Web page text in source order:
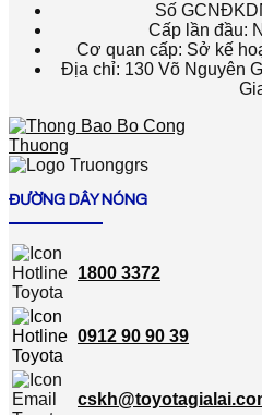
Số
Cấp lần đầu:
Cơ quan cấp: Sở kế
Địa chỉ: 130 Võ Nguyên
ĐƯỜNG DÂY NÓNG
1800 3372
0912 90 90 39